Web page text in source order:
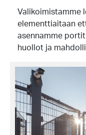
Valikoimistamme
elementtiaitaan
asennamme
huollot ja